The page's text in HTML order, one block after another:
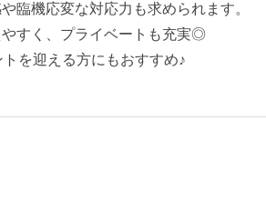
臨機応変な対応力も求められます。
すく、プライベートも充実◎
を迎える方にもおすすめ♪